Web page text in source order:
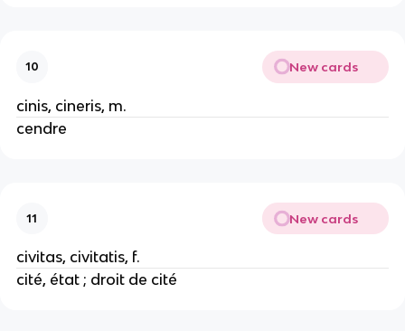
10 New cards
cinis, cineris, m.
cendre
11 New cards
civitas, civitatis, f.
cité, état ; droit de cité